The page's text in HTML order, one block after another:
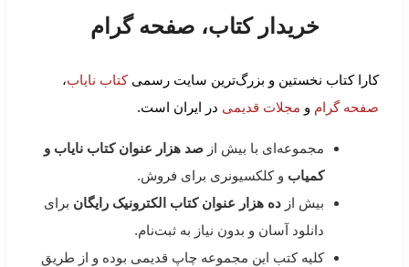
خریدار کتاب، صفحه گرام
کارا کتاب نخستین و بزرگ‌ترین سایت رسمیکتاب نایاب،
صفحه گرام و مجلات قدیمی در ایران است.
مجموعه‌ای با بیش از صد هزار عنوان کتاب نایاب و
کمیاب و کلکسیونری برای فروش.
بیش از ده هزار عنوان کتاب الکترونیک رایگان برای
دانلود آسان و بدون نیاز به ثبت‌نام.
کلیه کتب این مجموعه چاپ قدیمی بوده و از طریق